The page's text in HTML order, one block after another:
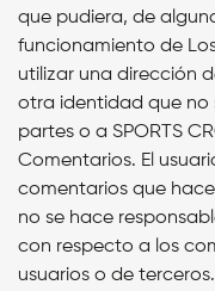
que pudiera, de
funcionamiento de
utilizar una dirección
otra identidad que no
partes o a SPORTS
Comentarios. El
comentarios que hace
no se hace
con respecto a los
usuarios o de